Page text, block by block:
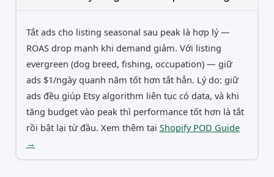
Tắt ads cho listing seasonal sau peak là hợp lý —
ROAS drop mạnh khi demand giảm. Với listing
evergreen (dog breed, fishing, occupation) — giữ
ads $1/ngày quanh năm tốt hơn tắt hẳn. Lý do: giữ
ads đều giúp Etsy algorithm liên tục có data, và khi
tăng budget vào peak thì performance tốt hơn là tắt
rồi bật lại từ đầu. Xem thêm tại Shopify POD Guide
→